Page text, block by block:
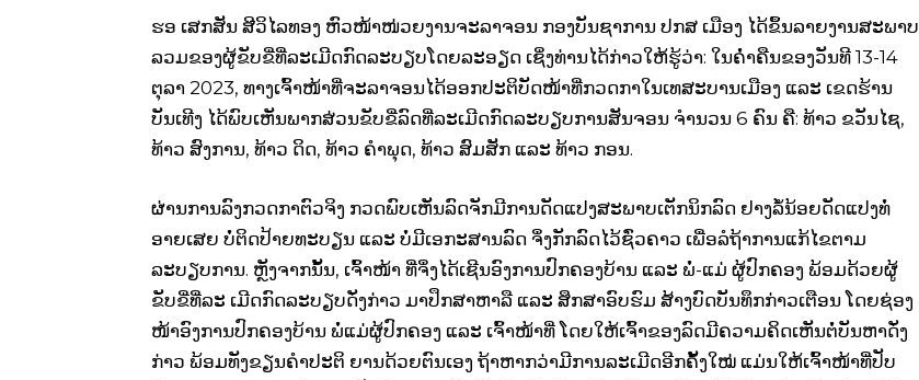
ຮອ ເສກສັນ ສີວິໄລທອງ ຫົວໜ້າໜ່ວຍງານຈະລາຈອນ ກອງບັນຊາການ ປກສ ເມືອງ ໄດ້ຂຶ້ນລາຍງານສະພາບ
ລວມຂອງຜູ້ຂັບຂີ່ທີ່ລະເມີດກົດລະບຽບໂດຍລະອຽດ ເຊິ່ງທ່ານໄດ້ກ່າວໃຫ້ຮູ້ວ່າ: ໃນຄ່ຳຄືນຂອງວັນທີ 13-14
ຕຸລາ 2023, ທາງເຈົ້າໜ້າທີ່ຈະລາຈອນໄດ້ອອກປະຕິບັດໜ້າທີ່ກວດກາໃນເທສະບານເມືອງ ແລະ ເຂດຮ້ານ
ບັນເທີງ ໄດ້ພົບເຫັນພາກສ່ວນຂັບຂີ່ລົດທີ່ລະເມີດກົດລະບຽບການສັນຈອນ ຈຳນວນ 6 ຄົນ ຄື: ທ້າວ ຂວັນໄຊ,
ທ້າວ ສົງການ, ທ້າວ ດິດ, ທ້າວ ຄຳພຸດ, ທ້າວ ສົມສັກ ແລະ ທ້າວ ກອນ.
ຜ່ານການລົງກວດກາຕົວຈິງ ກວດພົບເຫັນລົດຈັກມີການດັດແປງສະພາບເຕັກນິກລົດ ຢາງລໍ້ນ້ອຍດັດແປງທໍ່
ອາຍເສຍ ບໍ່ຕິດປ້າຍທະບຽນ ແລະ ບໍ່ມີເອກະສານລົດ ຈຶ່ງກັກລົດໄວ້ຊົ່ວຄາວ ເພື່ອລໍຖ້າການແກ້ໄຂຕາມ
ລະບຽບການ. ຫຼັງຈາກນັ້ນ, ເຈົ້າໜ້າ ທີ່ຈຶ່ງໄດ້ເຊີນອົງການປົກຄອງບ້ານ ແລະ ພໍ່-ແມ່ ຜູ້ປົກຄອງ ພ້ອມດ້ວຍຜູ້
ຂັບຂີ່ທີ່ລະ ເມີດກົດລະບຽບດັ່ງກ່າວ ມາປຶກສາຫາລື ແລະ ສຶກສາອົບຮົມ ສ້າງບົດບັນທຶກກ່າວເຕືອນ ໂດຍຊ່ອງ
ໜ້າອົງການປົກຄອງບ້ານ ພໍ່ແມ່ຜູ້ປົກຄອງ ແລະ ເຈົ້າໜ້າທີ່ ໂດຍໃຫ້ເຈົ້າຂອງລົດມີຄວາມຄິດເຫັນຕໍ່ບັນຫາດັ່ງ
ກ່າວ ພ້ອມທັງຂຽນຄຳປະຕິ ຍານດ້ວຍຕົນເອງ ຖ້າຫາກວ່າມີການລະເມີດອີກຄັ້ງໃໝ່ ແມ່ນໃຫ້ເຈົ້າໜ້າທີ່ປັບ